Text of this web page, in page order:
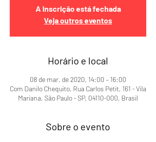
A inscrição está fechada
Veja outros eventos
Horário e local
08 de mar. de 2020, 14:00 – 16:00
Com Danilo Chequito, Rua Carlos Petit, 161 - Vila
Mariana, São Paulo - SP, 04110-000, Brasil
Sobre o evento